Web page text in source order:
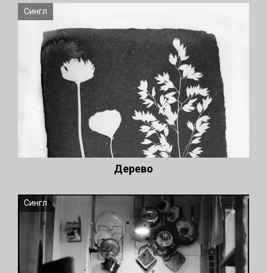
Сингл
Дерево
Сингл